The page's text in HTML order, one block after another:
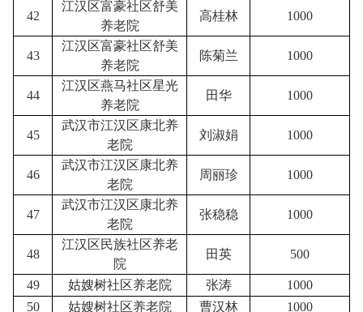
42
江汉区富豪社区舒美
养老院
高桂林 1000
43
江汉区富豪社区舒美
养老院
陈菊兰 1000
44
江汉区燕马社区星光
养老院
田华 1000
45
武汉市江汉区康北养
老院
刘淑娟 1000
46
武汉市江汉区康北养
老院
周丽珍 1000
47
武汉市江汉区康北养
老院
张稳稳 1000
48
江汉区民族社区养老
院
田英 500
49 姑嫂树社区养老院 张涛
1000
50
姑嫂树社区养老院 曹汉林
1000